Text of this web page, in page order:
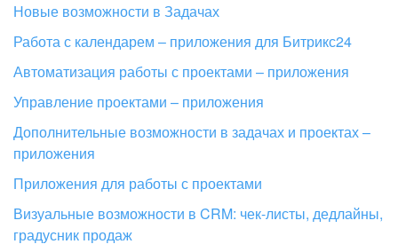
Новые возможности в Задачах
Работа с календарем – приложения для Битрикс24
Автоматизация работы с проектами – приложения
Управление проектами – приложения
Дополнительные возможности в задачах и проектах –
приложения
Приложения для работы с проектами
Визуальные возможности в CRM: чек-листы, дедлайны,
градусник продаж